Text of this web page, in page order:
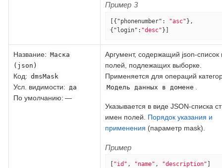
Пример 3
[{ "phonenumber" : "asc" },
{ "login" : "desc" }]
Название: Маска
(json)
Код: dmsMask
Усл. видимости: да
По умолчанию: —
Аргумент, содержащий json-список
полей, подлежащих выборке.
Применяется для операций
Модель данных в домене
Указывается в виде JSON-списка
имен полей. Порядок указания и
применения (параметр mask).
Пример
[ "id" , "name" , "description" ]